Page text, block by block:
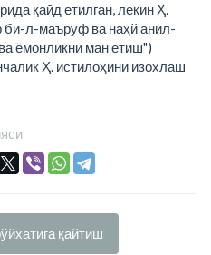
қайд етилган, лекин Ҳ.
би-л-маъруф ва наҳй анил-
ёмонликни ман етиш")
Ҳ. истилоҳини изохлаш
қайтиш